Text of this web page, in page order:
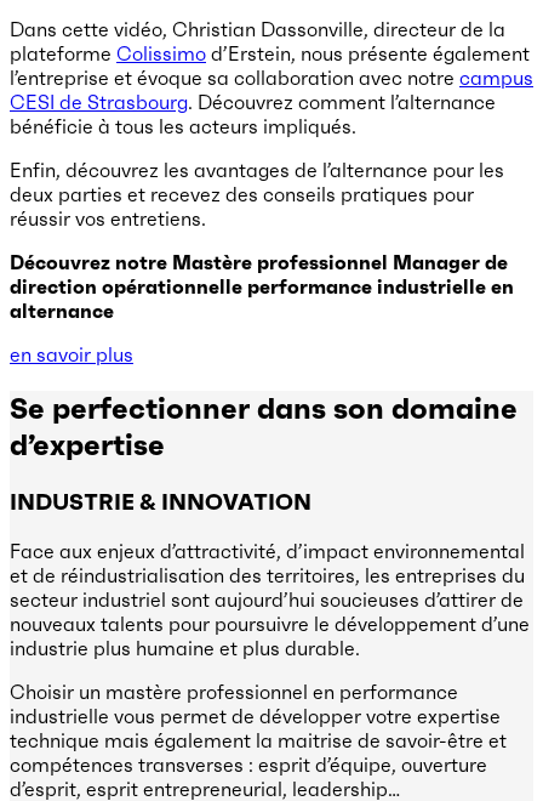
Dans cette vidéo, Christian Dassonville, directeur de la
plateforme Colissimo d’Erstein, nous présente également
l’entreprise et évoque sa collaboration avec notre campus
CESI de Strasbourg. Découvrez comment l’alternance
bénéficie à tous les acteurs impliqués.
Enfin, découvrez les avantages de l’alternance pour les
deux parties et recevez des conseils pratiques pour
réussir vos entretiens.
Découvrez notre Mastère professionnel Manager de
direction opérationnelle performance industrielle en
alternance
en savoir plus
Se perfectionner dans son domaine
d’expertise
INDUSTRIE & INNOVATION
Face aux enjeux d’attractivité, d’impact environnemental
et de réindustrialisation des territoires, les entreprises du
secteur industriel sont aujourd’hui soucieuses d’attirer de
nouveaux talents pour poursuivre le développement d’une
industrie plus humaine et plus durable.
Choisir un mastère professionnel en performance
industrielle vous permet de développer votre expertise
technique mais également la maitrise de savoir-être et
compétences transverses : esprit d’équipe, ouverture
d’esprit, esprit entrepreneurial, leadership…